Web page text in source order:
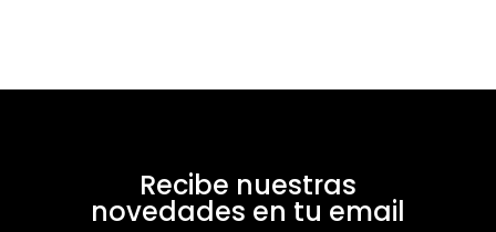
Recibe nuestras
novedades en tu email